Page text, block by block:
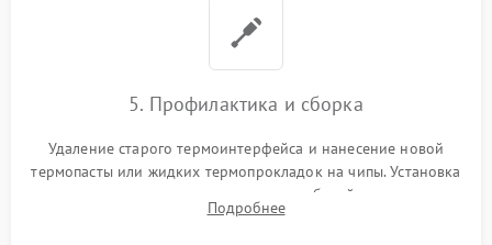
5. Профилактика и сборка
Удаление старого термоинтерфейса и нанесение новой
термопасты или жидких термопрокладок на чипы. Установка
платы в корпус, аккуратная укладка кабелей и антенн для
предотвращения пережатия. Надежное закрытие корпуса.
Подробнее